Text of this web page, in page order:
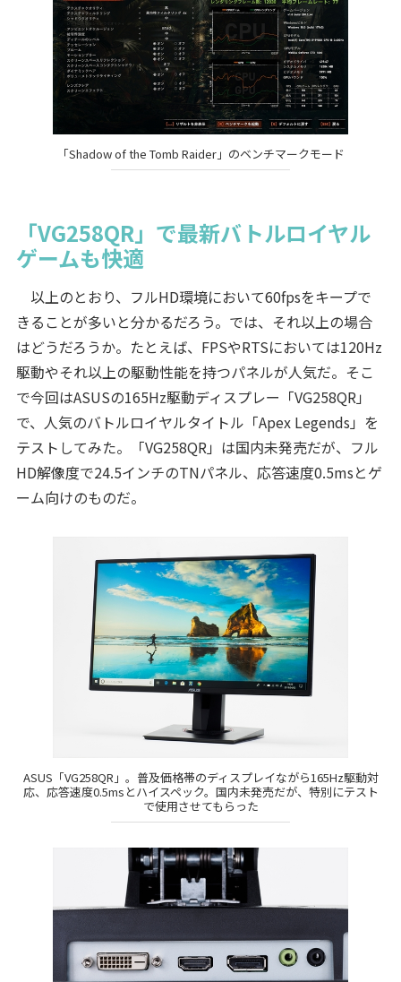
「Shadow of the Tomb Raider」のベンチマークモード
「VG258QR」で最新バトルロイヤル
ゲームも快適
以上のとおり、フルHD環境において60fpsをキープで
きることが多いと分かるだろう。では、それ以上の場合
はどうだろうか。たとえば、FPSやRTSにおいては120Hz
駆動やそれ以上の駆動性能を持つパネルが人気だ。そこ
で今回はASUSの165Hz駆動ディスプレー「VG258QR」
で、人気のバトルロイヤルタイトル「Apex Legends」を
テストしてみた。「VG258QR」は国内未発売だが、フル
HD解像度で24.5インチのTNパネル、応答速度0.5msとゲ
ーム向けのものだ。
ASUS「VG258QR」。普及価格帯のディスプレイながら165Hz駆動対
応、応答速度0.5msとハイスペック。国内未発売だが、特別にテスト
で使用させてもらった